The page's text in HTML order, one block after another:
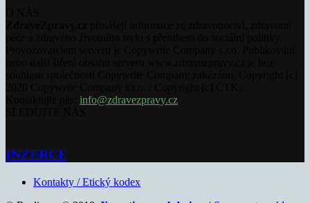
info@zdravezpravy.cz
INZERCE
Kontakty / Etický kodex